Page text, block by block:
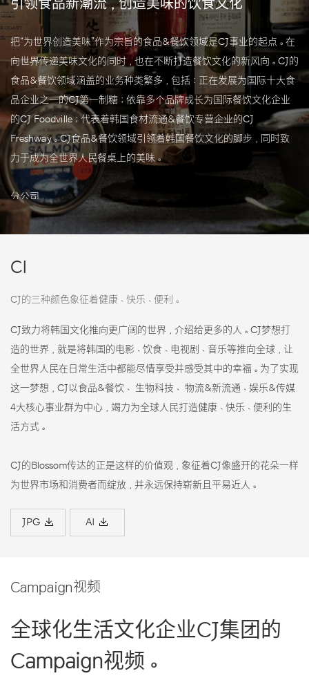
引领食品新潮流，创造美味的饮食文化
把“为世界创造美味”作为宗旨的食品&餐饮领域是CJ事业的起点。在
向世界传递美味文化的同时，也在不断打造餐饮文化的新风向。CJ的
食品&餐饮领域涵盖的业务种类繁多，包括：正在发展为国际十大食
品企业之一的CJ第一制糖；依靠多个品牌成长为国际餐饮文化企业
的CJ Foodville；代表着韩国食材流通&餐饮专营企业的CJ
Freshway。CJ食品&餐饮领域引领着韩国餐饮文化的脚步，同时致
力于成为全世界人民餐桌上的美味。
分公司
CJ第一制糖，CJ Foodville，CJ Freshway
CI
CJ的三种颜色象征着健康、快乐、便利。
CJ致力将韩国文化推向更广阔的世界，介绍给更多的人。CJ梦想打
造的世界，就是将韩国的电影、饮食、电视剧、音乐等推向全球，让
全世界人民在日常生活中都能尽情享受并感受其中的幸福。为了实现
这一梦想，CJ以食品&餐饮、 生物科技、 物流&新流通、娱乐&传媒
4大核心事业群为中心，竭力为全球人民打造健康、快乐、便利的生
活方式。
CJ的Blossom传达的正是这样的价值观，象征着CJ像盛开的花朵一样
为世界市场和消费者而绽放，并永远保持崭新且平易近人。
JPG AI
Campaign视频
全球化生活文化企业CJ集团的
Campaign视频。